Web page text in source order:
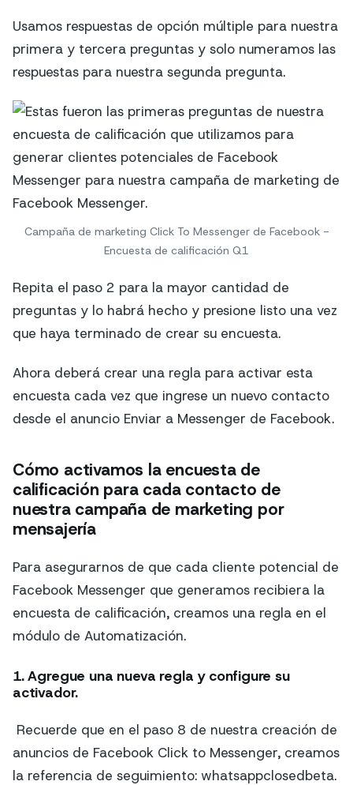
Usamos respuestas de opción múltiple para nuestra
primera y tercera preguntas y solo numeramos las
respuestas para nuestra segunda pregunta.
Campaña de marketing Click To Messenger de Facebook -
Encuesta de calificación Q1
Repita el paso 2 para la mayor cantidad de
preguntas y lo habrá hecho y presione listo una vez
que haya terminado de crear su encuesta.
Ahora deberá crear una regla para activar esta
encuesta cada vez que ingrese un nuevo contacto
desde el anuncio Enviar a Messenger de Facebook.
Cómo activamos la encuesta de
calificación para cada contacto de
nuestra campaña de marketing por
mensajería
Para asegurarnos de que cada cliente potencial de
Facebook Messenger que generamos recibiera la
encuesta de calificación, creamos una regla en el
módulo de Automatización.
1. Agregue una nueva regla y configure su
activador.
Recuerde que en el paso 8 de nuestra creación de
anuncios de Facebook Click to Messenger, creamos
la referencia de seguimiento: whatsappclosedbeta.